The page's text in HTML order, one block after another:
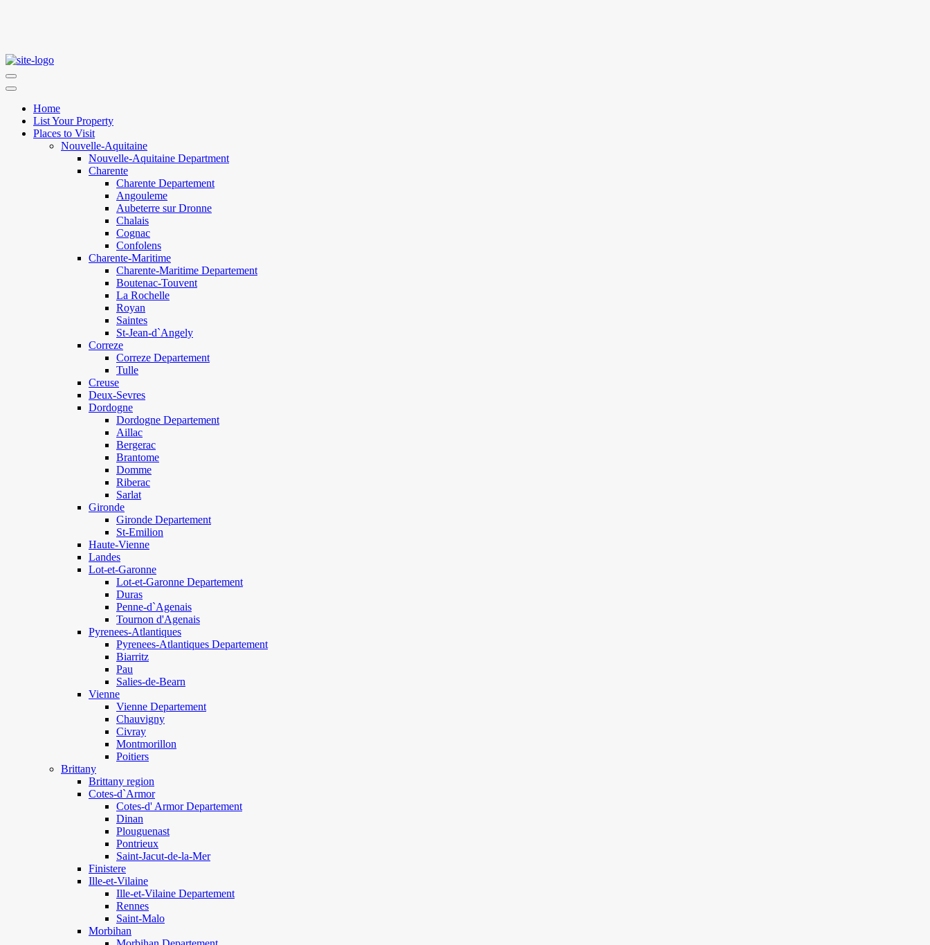
Home
List Your Property
Places to Visit
Nouvelle-Aquitaine
Nouvelle-Aquitaine Department
Charente
Charente Departement
Angouleme
Aubeterre sur Dronne
Chalais
Cognac
Confolens
Charente-Maritime
Charente-Maritime Departement
Boutenac-Touvent
La Rochelle
Royan
Saintes
St-Jean-d`Angely
Correze
Correze Departement
Tulle
Creuse
Deux-Sevres
Dordogne
Dordogne Departement
Aillac
Bergerac
Brantome
Domme
Riberac
Sarlat
Gironde
Gironde Departement
St-Emilion
Haute-Vienne
Landes
Lot-et-Garonne
Lot-et-Garonne Departement
Duras
Penne-d`Agenais
Tournon d'Agenais
Pyrenees-Atlantiques
Pyrenees-Atlantiques Departement
Biarritz
Pau
Salies-de-Bearn
Vienne
Vienne Departement
Chauvigny
Civray
Montmorillon
Poitiers
Brittany
Brittany region
Cotes-d`Armor
Cotes-d' Armor Departement
Dinan
Plouguenast
Pontrieux
Saint-Jacut-de-la-Mer
Finistere
Ille-et-Vilaine
Ille-et-Vilaine Departement
Rennes
Saint-Malo
Morbihan